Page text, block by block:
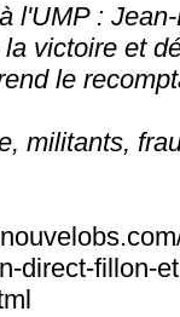
l'UMP :
victoire et
le
militants,
direct-fillon-